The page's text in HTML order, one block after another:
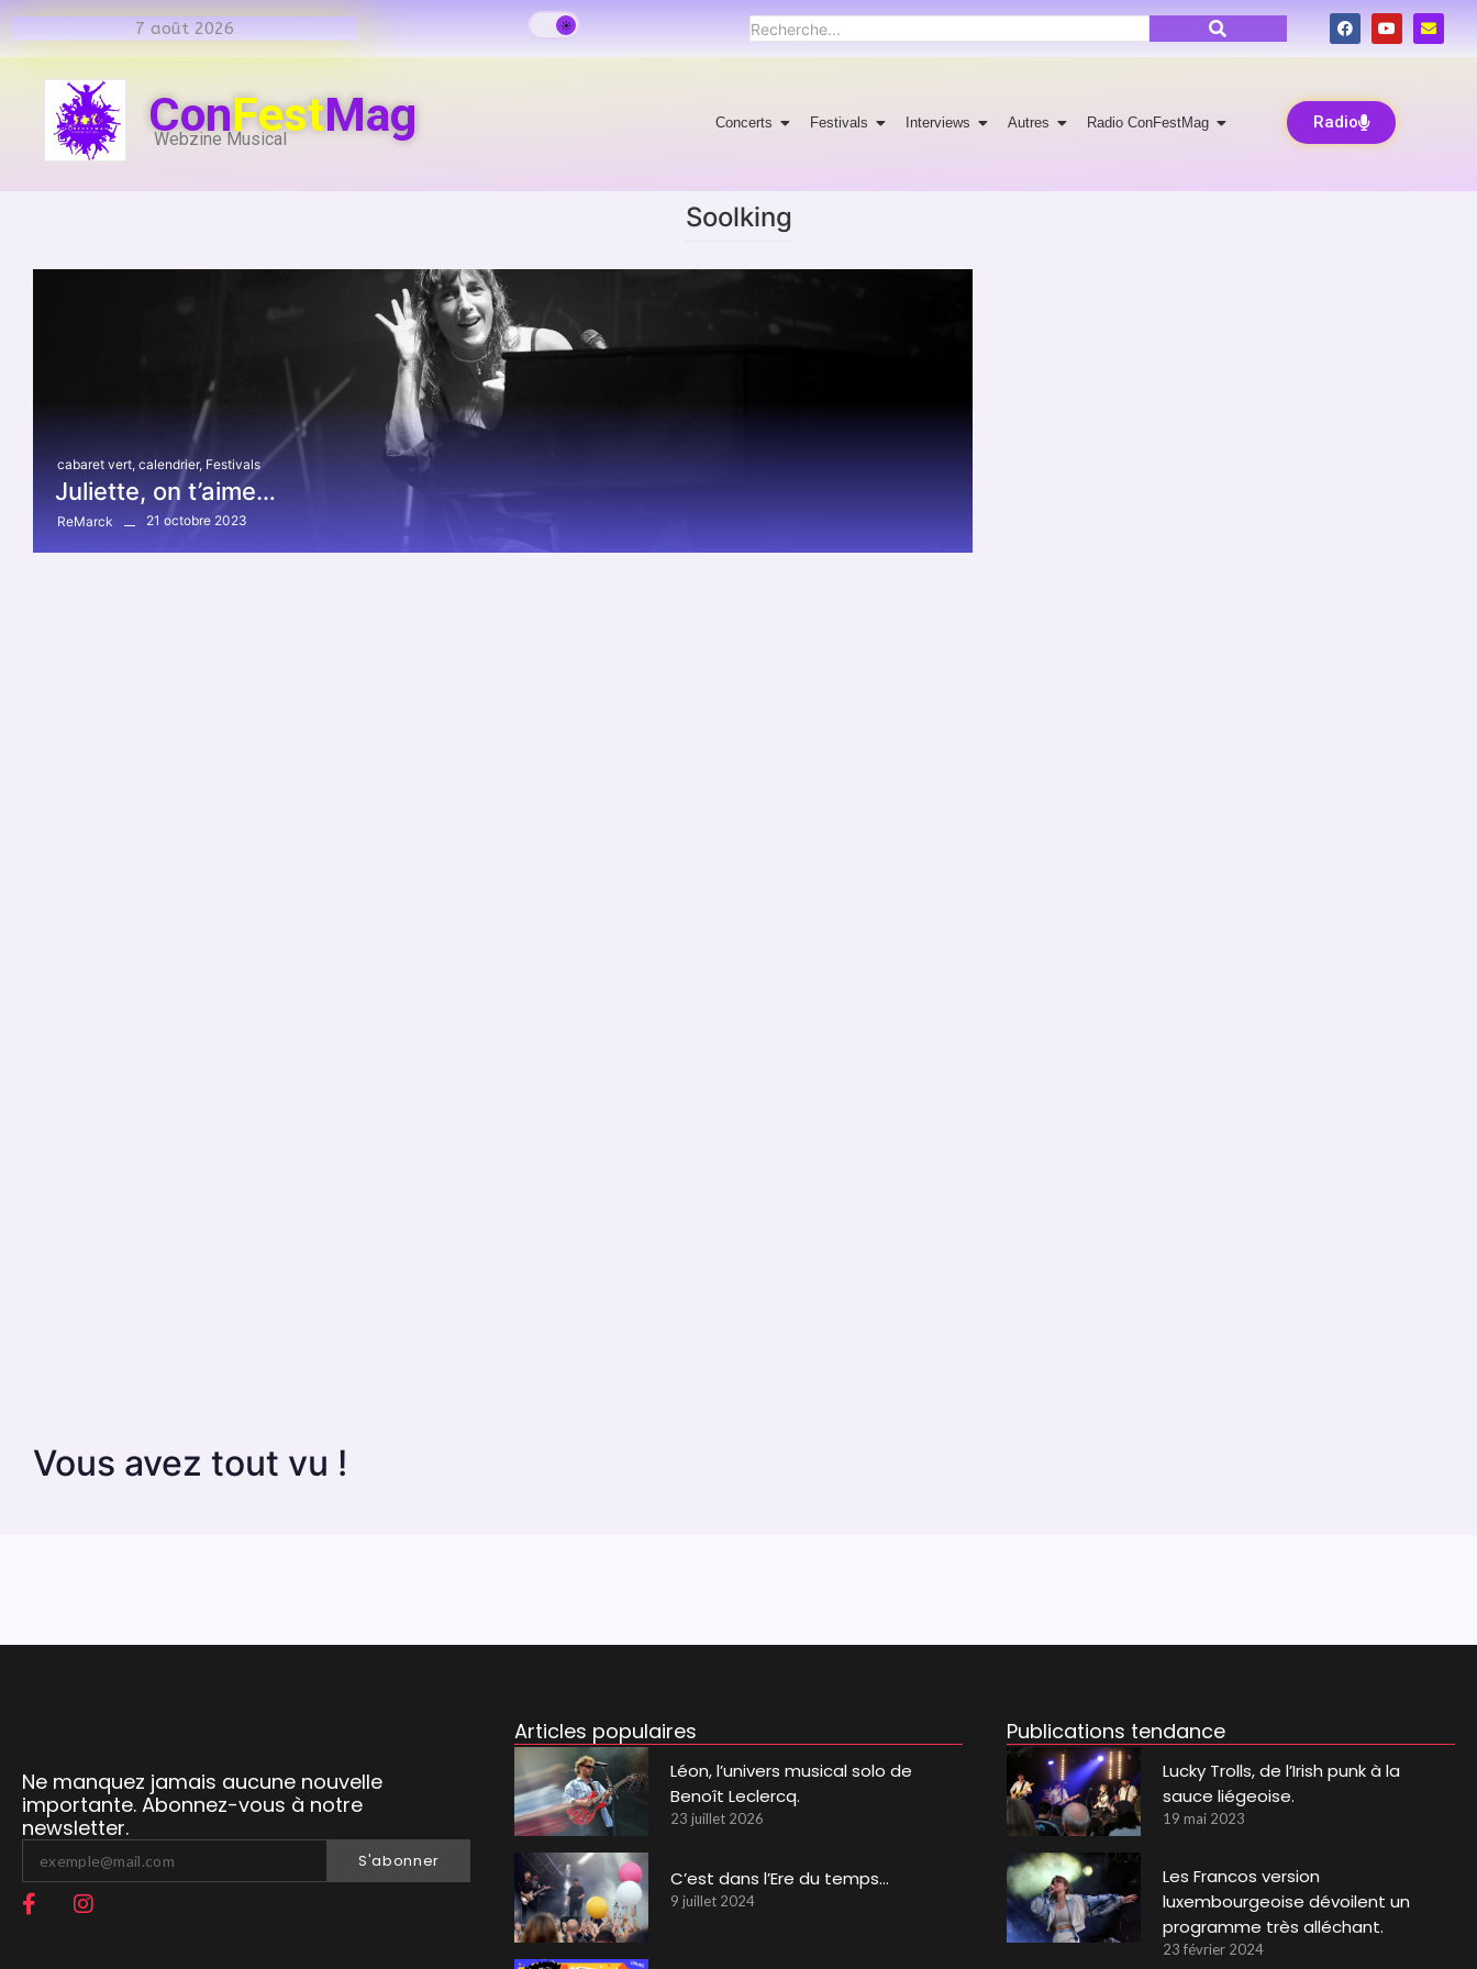
7 août 2026
ConFestMag
Webzine Musical
Concerts Festivals Interviews Autres Radio ConFestMag Radio
Soolking
cabaret vert, calendrier, Festivals
Juliette, on t’aime…
ReMarck 21 octobre 2023
Vous avez tout vu !
Ne manquez jamais aucune nouvelle
importante. Abonnez-vous à notre
newsletter.
S'abonner
Articles populaires
Léon, l’univers musical solo de
Benoît Leclercq.
23 juillet 2026
C’est dans l’Ere du temps…
9 juillet 2024
Publications tendance
Lucky Trolls, de l’Irish punk à la
sauce liégeoise.
19 mai 2023
Les Francos version
luxembourgeoise dévoilent un
programme très alléchant.
23 février 2024